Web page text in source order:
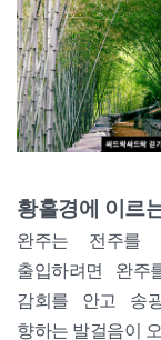
황홀경에 이르
완주는 전주를
출입하려면 완주
감회를 안고 송
향하는 발걸음이